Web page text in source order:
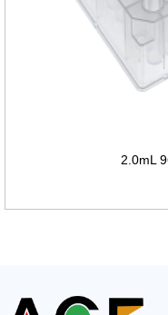
2.0mL